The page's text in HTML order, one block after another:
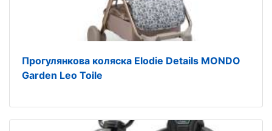
Прогулянкова коляска Elodie Details MONDO
Garden Leo Toile